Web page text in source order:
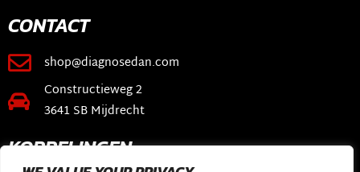
CONTACT
shop@diagnosedan.com
Constructieweg 2
3641 SB Mijdrecht
KOPPELINGEN